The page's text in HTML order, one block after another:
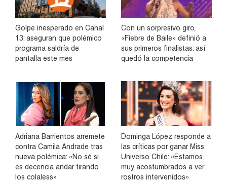
Golpe inesperado en Canal
13: aseguran que polémico
programa saldría de
pantalla este mes
Con un sorpresivo giro,
«Fiebre de Baile» definió a
sus primeros finalistas: así
quedó la competencia
Adriana Barrientos arremete
contra Camila Andrade tras
nueva polémica: «No sé si
es decencia andar tirando
los colaless»
Dominga López responde a
las críticas por ganar Miss
Universo Chile: «Estamos
muy acostumbrados a ver
rostros intervenidos»